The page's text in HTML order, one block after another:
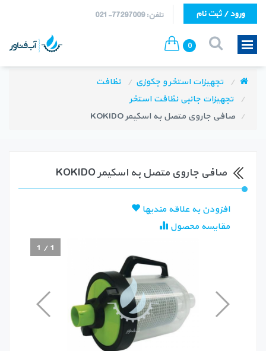
تلفن: 77297009-021 ورود / ثبت نام
0
تجهیزات استخر و جکوزی
نظافت
تجهیزات جانبی نظافت استخر
صافی جاروی متصل به اسکیمر KOKIDO
صافی جاروی متصل به اسکیمر KOKIDO
افزودن به علاقه مندیها
مقایسه محصول
1 /1